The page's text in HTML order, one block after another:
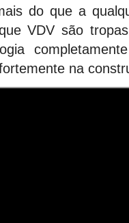
do que a
VDV são
na